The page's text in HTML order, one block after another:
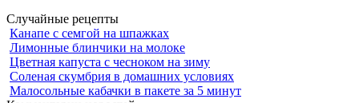
Случайные рецепты
Канапе с семгой на шпажках
Лимонные блинчики на молоке
Цветная капуста с чесноком на зиму
Соленая скумбрия в домашних условиях
Малосольные кабачки в пакете за 5 минут